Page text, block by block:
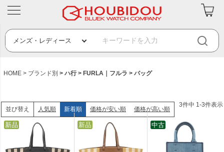
HOME ブランド別 ハ行 FURLA｜フルラ バッグ
並び替え 人気順 新着順 価格が安い順 価格が高い順
3件中 1-3件表示
新品 新品 中古